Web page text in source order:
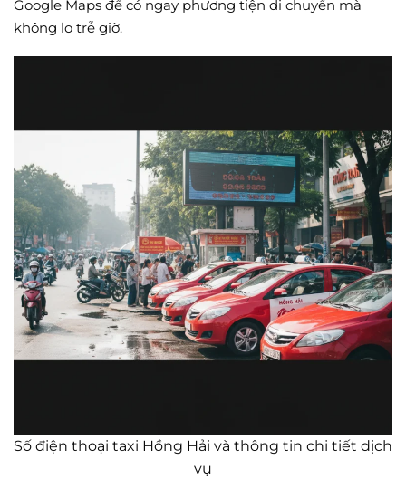
Google Maps để có ngay phương tiện di chuyển mà
không lo trễ giờ.
Số điện thoại taxi Hồng Hải và thông tin chi tiết dịch
vụ